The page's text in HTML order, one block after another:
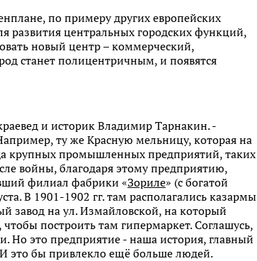
по примеру других европейских
развития центральных городских функций,
новый центр – коммерческий,
станет полицентричным, и появятся
и историк Владимир Тарнакин. -
ту же Красную мельницу, которая на
крупных промышленных предприятий, таких
войны, благодаря этому предприятию,
филиал фабрики «Зориле» (с богатой
В 1901-1902 гг. там располагались казармы
завод на ул. Измайловской, на который
построить там гипермаркет. Соглашусь,
Но это предприятие - наша история, главный
это бы привлекло ещё больше людей.